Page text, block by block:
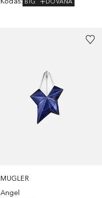
BIG DOVANA
MUGLER
Angel